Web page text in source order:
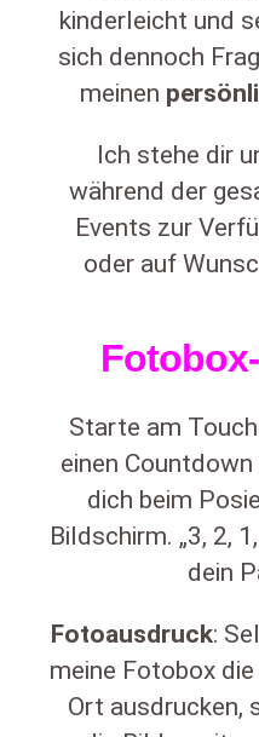
kinderleicht und
sich dennoch
meinen
Ich stehe dir
während der
Events zur
oder auf
Starte am
einen
dich beim
Bildschirm. „3, 2,
dein
Fotoausdruck:
meine Fotobox
Ort ausdrucken,